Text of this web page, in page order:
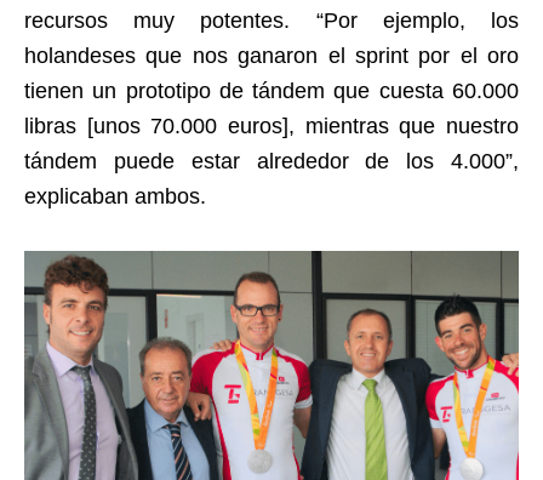
recursos muy potentes. “Por ejemplo, los
holandeses que nos ganaron el sprint por el oro
tienen un prototipo de tándem que cuesta 60.000
libras [unos 70.000 euros], mientras que nuestro
tándem puede estar alrededor de los 4.000”,
explicaban ambos.